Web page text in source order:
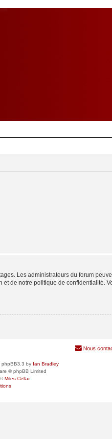
Les administrateurs du forum
de notre politique de confidentialité.
Nous
by Ian Bradley
© phpBB Limited
©Miles Cellar